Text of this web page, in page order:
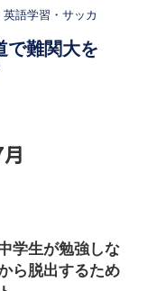
語学習・サッカ
で難関大を
学生が勉強しな
ら脱出するため